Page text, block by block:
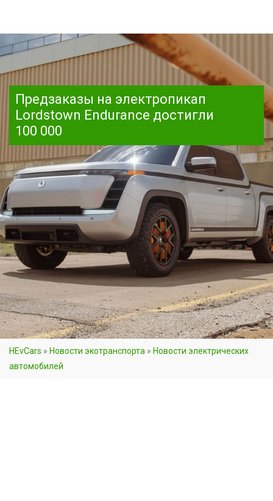
Предзаказы на электропикап
Lordstown Endurance достигли
100 000
HEvCars » Новости экотранспорта » Новости электрических
автомобилей